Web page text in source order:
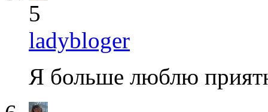
5
ladybloger
Я больше люблю